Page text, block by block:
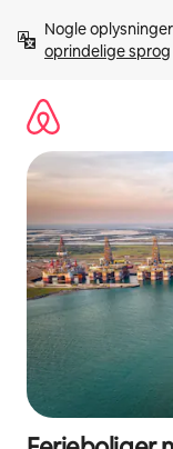
videre
Nogle
oprindelige sprog